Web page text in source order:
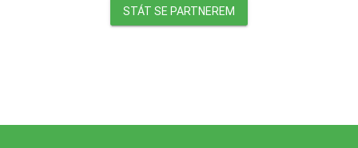
STÁT SE PARTNEREM